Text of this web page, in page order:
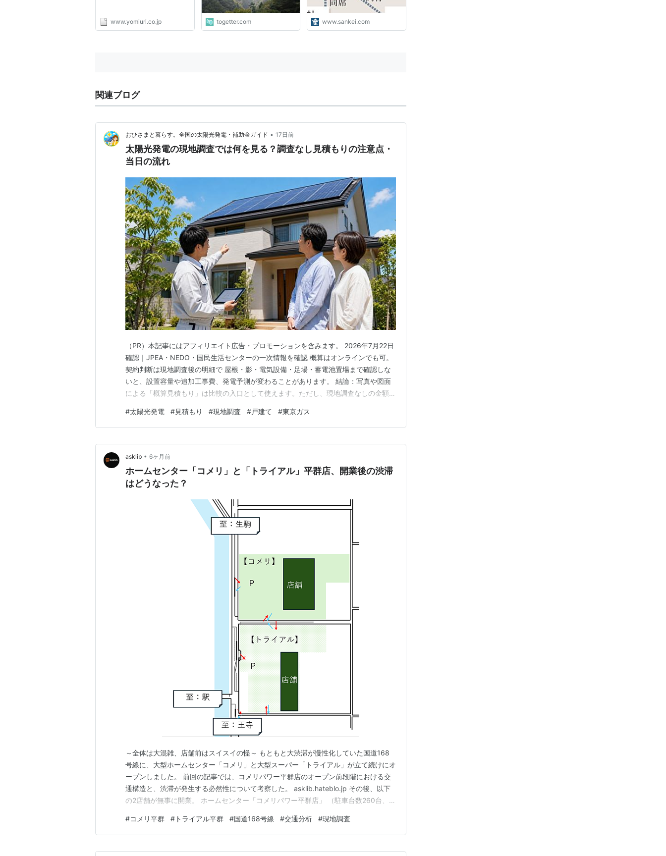
www.yomiuri.co.jp togetter.com www.sankei.com
関連ブログ
おひさまと暮らす。全国の太陽光発電・補助金ガイド • 17日前
太陽光発電の現地調査では何を見る？調査なし見積もりの注意点・
当日の流れ
（PR）本記事にはアフィリエイト広告・プロモーションを含みます。 2026年7月22日
確認｜JPEA・NEDO・国民生活センターの一次情報を確認 概算はオンラインでも可。
契約判断は現地調査後の明細で 屋根・影・電気設備・足場・蓄電池置場まで確認しな
いと、設置容量や追加工事費、発電予測が変わることがあります。 結論：写真や図面
による「概算見積もり」は比較の入口として使えます。ただし、現地調査なしの金額だ
います。 契約前は、屋根寸法・劣化・影・分電盤・配線経路・足場・搬入経路を現地
で確認します。 現地条件を反映した配置図…
#太陽光発電 #見積もり #現地調査 #戸建て #東京ガス
asklib • 6ヶ月前
ホームセンター「コメリ」と「トライアル」平群店、開業後の渋滞
はどうなった？
～全体は大混雑、店舗前はスイスイの怪～ もともと大渋滞が慢性化していた国道168
号線に、大型ホームセンター「コメリ」と大型スーパー「トライアル」が立て続けにオ
ープンしました。 前回の記事では、コメリパワー平群店のオープン前段階における交
通構造と、渋滞が発生する必然性について考察した。 asklib.hateblo.jp その後、以下
の2店舗が無事に開業。 ホームセンター「コメリパワー平群店」 （駐車台数260台、賃
206台、賃貸面積4,163㎡） あの懸念されていた「大渋滞パニック」は現実となったの
か。それとも意…
#コメリ平群 # トライアル平群 #国道168号線 #交通分析 #現地調査